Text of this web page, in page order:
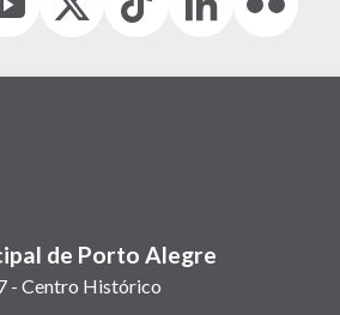
(Antigo
(link
(link
em
(link
em
(link
em
de Porto Alegre
- Centro Histórico